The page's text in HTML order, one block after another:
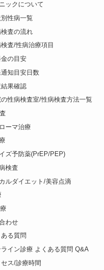
ックについて
性病一覧
査の流れ
査/性病治療項目
金の目安
知目安日数
果確認
の性病検査室/性病検査方法一覧
ーマ治療
ズ予防薬(PrEP/PEP)
検査
ルダイエット/美容点滴
わせ
る質問
ライン診療 よくある質問 Q&A
ス/診療時間